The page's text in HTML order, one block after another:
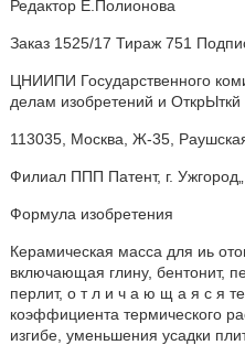
Редактор Е.Полионова
Заказ 1525/17 Тираж 751
ЦНИИПИ Государственного
делам изобретений и ОткрЫткй
113035, Москва, Ж-35,
Филиал ППП Патент, г.
Формула изобретения
Керамическая масса для иь
включающая глину, бентонит,
перлит, о т л и ч а ю щ а я с я
коэффициента термического
изгибе, уменьшения усадки